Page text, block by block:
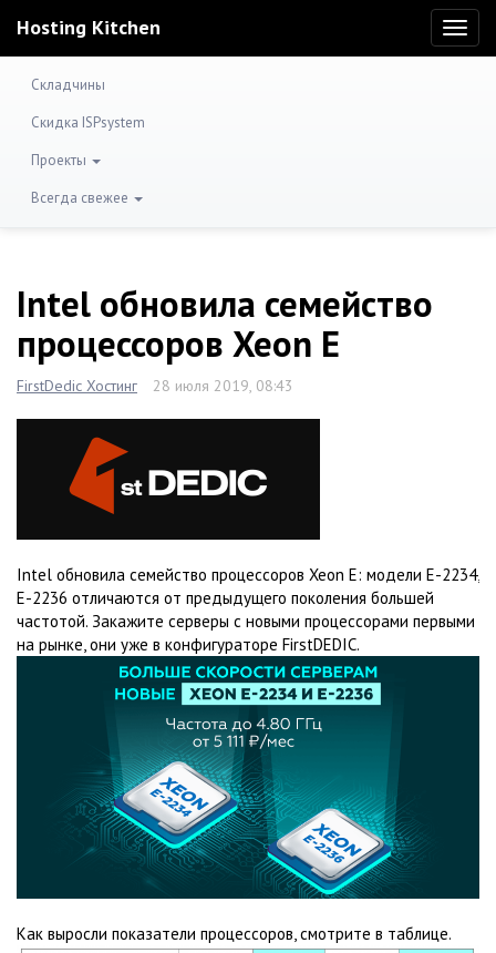
Hosting Kitchen
Складчины
Скидка ISPsystem
Проекты
Всегда свежее
Intel обновила семейство
процессоров Xeon E
FirstDedic Хостинг 28 июля 2019, 08:43
Intel обновила семейство процессоров Xeon E: модели E-2234,
E-2236 отличаются от предыдущего поколения большей
частотой. Закажите серверы с новыми процессорами первыми
на рынке, они уже в конфигураторе FirstDEDIC.
Как выросли показатели процессоров, смотрите в таблице.